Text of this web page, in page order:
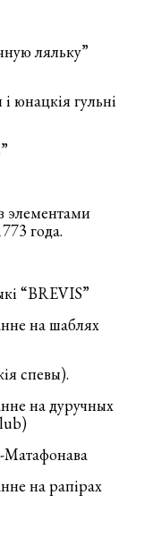
ляльку”
юнацкія гульні
элементами
года.
“BREVIS”
на шаблях
спевы).
на дуручных
Матафонава
на рапірах